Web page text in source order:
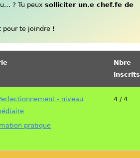
? Tu peux solliciter un.e chef.fe de
pour te joindre !
Nbre
inscrits
- niveau
pratique
4 / 4